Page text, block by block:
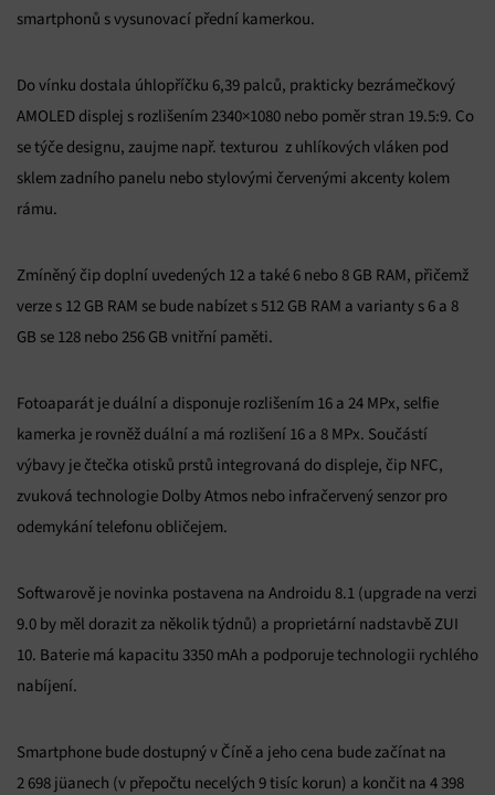
smartphonů s vysunovací přední kamerkou.
Do vínku dostala úhlopříčku 6,39 palců, prakticky bezrámečkový
AMOLED displej s rozlišením 2340×1080 nebo poměr stran 19.5:9. Co
se týče designu, zaujme např. texturou z uhlíkových vláken pod
sklem zadního panelu nebo stylovými červenými akcenty kolem
rámu.
Zmíněný čip doplní uvedených 12 a také 6 nebo 8 GB RAM, přičemž
verze s 12 GB RAM se bude nabízet s 512 GB RAM a varianty s 6 a 8
GB se 128 nebo 256 GB vnitřní paměti.
Fotoaparát je duální a disponuje rozlišením 16 a 24 MPx, selfie
kamerka je rovněž duální a má rozlišení 16 a 8 MPx. Součástí
výbavy je čtečka otisků prstů integrovaná do displeje, čip NFC,
zvuková technologie Dolby Atmos nebo infračervený senzor pro
odemykání telefonu obličejem.
Softwarově je novinka postavena na Androidu 8.1 (upgrade na verzi
9.0 by měl dorazit za několik týdnů) a proprietární nadstavbě ZUI
10. Baterie má kapacitu 3350 mAh a podporuje technologii rychlého
nabíjení.
Smartphone bude dostupný v Číně a jeho cena bude začínat na
2 698 jüanech (v přepočtu necelých 9 tisíc korun) a končit na 4 398